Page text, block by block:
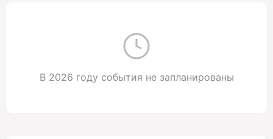
В 2026 году события не запланированы